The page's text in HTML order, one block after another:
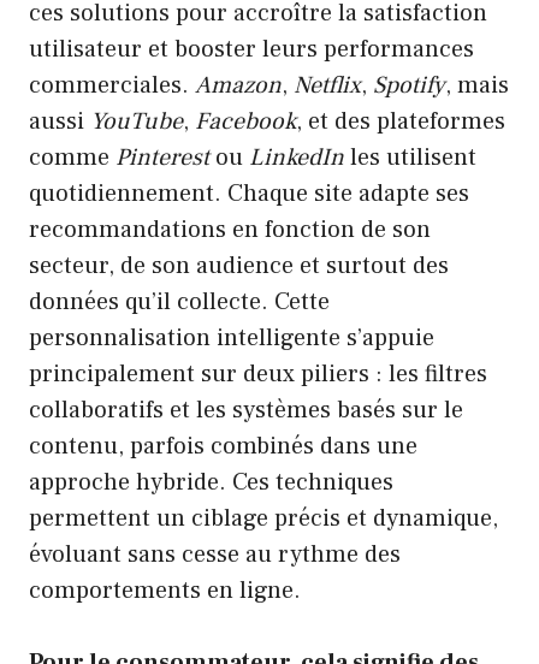
ces solutions pour accroître la satisfaction
utilisateur et booster leurs performances
commerciales. Amazon, Netflix, Spotify, mais
aussi YouTube, Facebook, et des plateformes
comme Pinterestou LinkedInles utilisent
quotidiennement. Chaque site adapte ses
recommandations en fonction de son
secteur, de son audience et surtout des
données qu’il collecte. Cette
personnalisation intelligente s’appuie
principalement sur deux piliers : les filtres
collaboratifs et les systèmes basés sur le
contenu, parfois combinés dans une
approche hybride. Ces techniques
permettent un ciblage précis et dynamique,
évoluant sans cesse au rythme des
comportements en ligne.